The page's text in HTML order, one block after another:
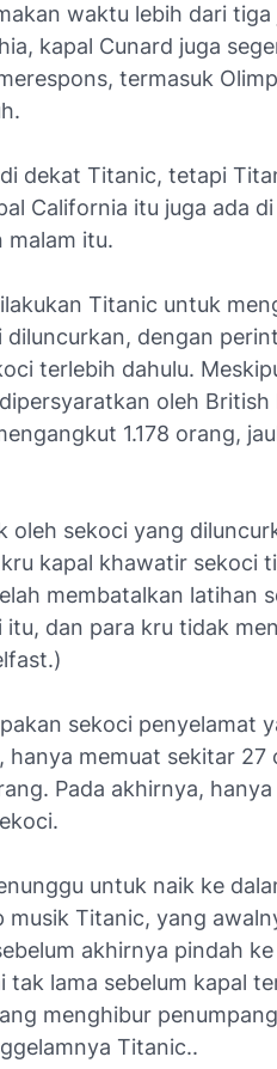
waktu lebih dari
kapal Cunard juga
termasuk
dekat Titanic, tetapi
California itu juga ada
malam itu.
Titanic untuk
dengan
terlebih dahulu.
oleh
1.178 orang,
oleh sekoci yang
kapal khawatir sekoci
membatalkan latihan
itu, dan para kru tidak
sekoci penyelamat
hanya memuat sekitar 27
Pada akhirnya,
untuk naik ke
musik Titanic, yang
akhirnya pindah
tak lama sebelum kapal
menghibur
Titanic..